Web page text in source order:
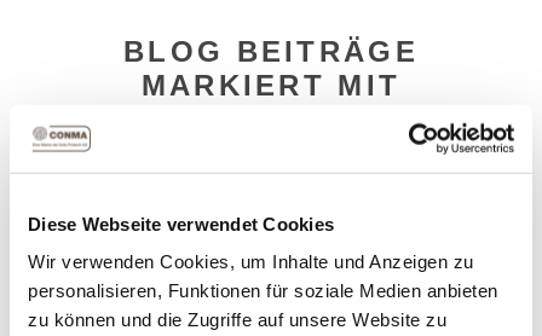
Diese Webseite verwendet Cookies
Wir verwenden Cookies, um Inhalte und Anzeigen zu
personalisieren, Funktionen für soziale Medien anbieten
zu können und die Zugriffe auf unsere Website zu
BLOG BEITRÄGE
MARKIERT MIT
DAS CONMA-HOLZLAGER-
SORTIMENT
Mai
2023